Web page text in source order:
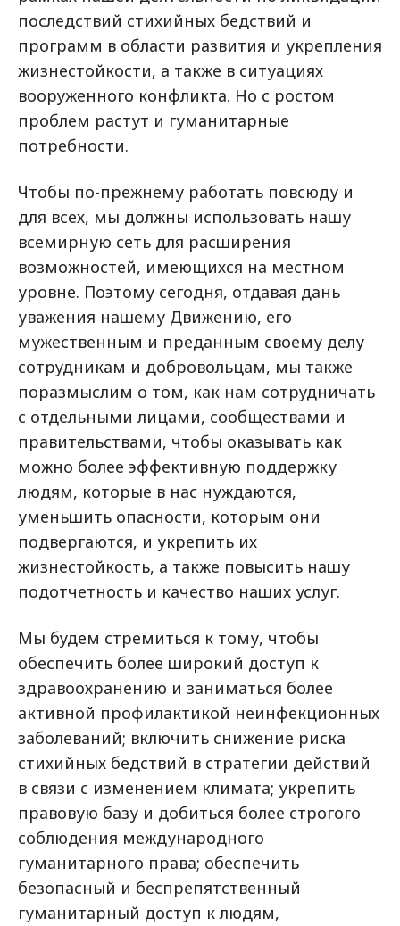
последствий стихийных бедствий и
программ в области развития и укрепления
жизнестойкости, а также в ситуациях
вооруженного конфликта. Но с ростом
проблем растут и гуманитарные
потребности.
Чтобы по-прежнему работать повсюду и
для всех, мы должны использовать нашу
всемирную сеть для расширения
возможностей, имеющихся на местном
уровне. Поэтому сегодня, отдавая дань
уважения нашему Движению, его
мужественным и преданным своему делу
сотрудникам и добровольцам, мы также
поразмыслим о том, как нам сотрудничать
с отдельными лицами, сообществами и
правительствами, чтобы оказывать как
можно более эффективную поддержку
людям, которые в нас нуждаются,
уменьшить опасности, которым они
подвергаются, и укрепить их
жизнестойкость, а также повысить нашу
подотчетность и качество наших услуг.
Мы будем стремиться к тому, чтобы
обеспечить более широкий доступ к
здравоохранению и заниматься более
активной профилактикой неинфекционных
заболеваний; включить снижение риска
стихийных бедствий в стратегии действий
в связи с изменением климата; укрепить
правовую базу и добиться более строгого
соблюдения международного
гуманитарного права; обеспечить
безопасный и беспрепятственный
гуманитарный доступ к людям,